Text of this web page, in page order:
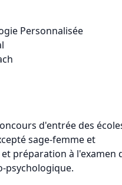
Personnalisée
d'entrée des
sage-femme et
préparation à l'examen
psychologique.